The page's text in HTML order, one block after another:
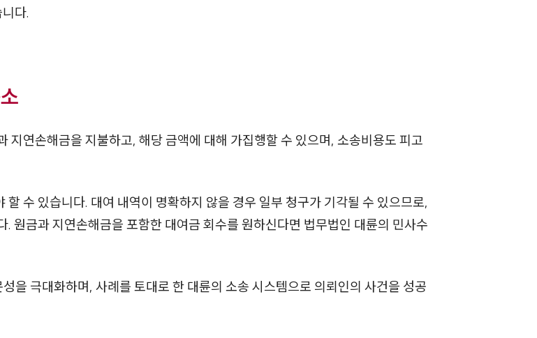
다.
지연손해금을 지불하고, 해당 금액에 대해 가집행할 수 있으며, 소송비용도 피고
수 있습니다. 대여 내역이 명확하지 않을 경우 일부 청구가 기각될 수 있으므로,
원금과 지연손해금을 포함한 대여금 회수를 원하신다면 법무법인 대륜의 민사수
을 극대화하며, 사례를 토대로 한 대륜의 소송 시스템으로 의뢰인의 사건을 성공